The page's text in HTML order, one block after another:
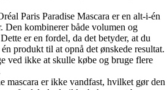
Paris Paradise Mascara er en alt-i-én
Den kombinerer både volumen og
er en fordel, da det betyder, at du
produkt til at opnå det ønskede resultat.
ved ikke at skulle købe og bruge flere
mascara er ikke vandfast, hvilket gør den